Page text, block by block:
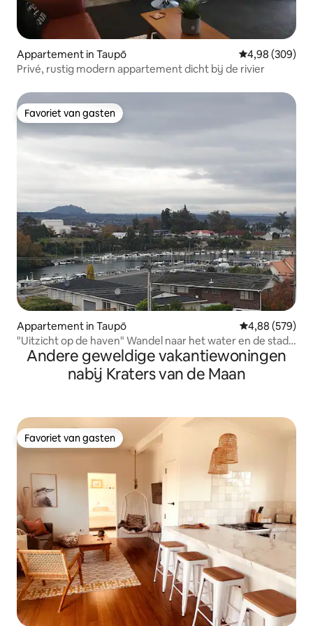
Appartement in Taupō Gemiddelde
4,98 (309)
Privé, rustig modern appartement dicht bij de rivier
Favoriet van gasten
Favoriet van gasten
Appartement in Taupō Gemiddelde
4,88 (579)
"Uitzicht op de haven" Wandel naar het water en de stad.
Gratis wifi.
Andere geweldige vakantiewoningen
nabij Kraters van de Maan
Favoriet van gasten
Favoriet van gasten